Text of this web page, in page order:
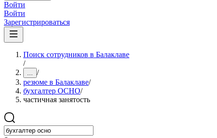
Войти
Войти
Зарегистрироваться
Поиск сотрудников в Балаклаве
/
... /
резюме в Балаклаве/
бухгалтер ОСНО/
частичная занятость